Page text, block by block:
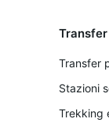
Transfer
Transfer
Stazioni
Trekking